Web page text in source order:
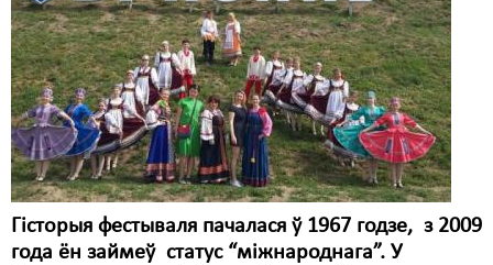
Гісторыя фестываля пачалася ў 1967 годзе, з 2009
года ён займеў статус “міжнароднага”. У
ЛПП
Мігранты
Мірныя сходы
Палітвязьні
Праваабаронцы
Правы дзіцяці